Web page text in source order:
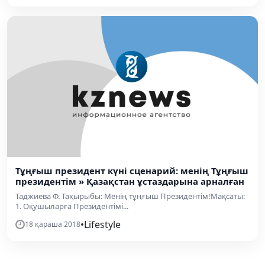
Тұңғыш президент күні сценарий: менің Тұңғыш
президентім » Қазақстан ұстаздарына арналған
Таджиева Ф. Тақырыбы: Менің тұңғыш Президентім!Мақсаты:
1. Оқушыларға Президентімі...
18 қараша 2018•Lifestyle